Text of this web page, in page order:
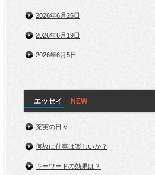
2026年6月26日
2026年6月19日
2026年6月5日
エッセイ
充実の日々
何故に仕事は楽しいか？
キーワードの効果は？